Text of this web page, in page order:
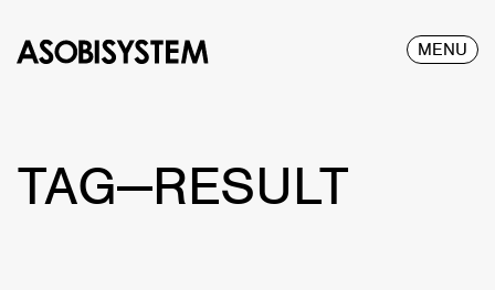
MENU
TAG—RESULT